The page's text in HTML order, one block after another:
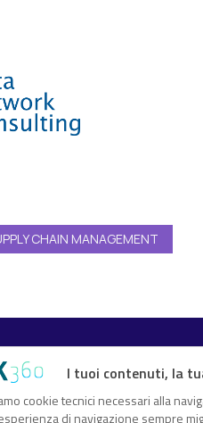
CHAIN MANAGEMENT
risorse di Nextwork360. Un
che ti consente di approfondire
I tuoi contenuti, la
cookie tecnici necessari alla
di navigazione sempre